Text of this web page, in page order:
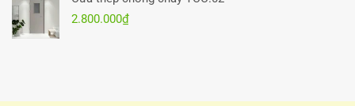
2.800.000₫